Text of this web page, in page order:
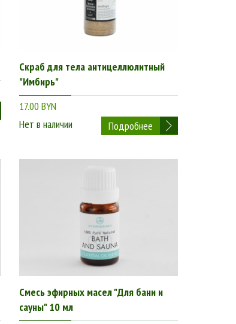
Скраб для тела антицеллюлитный
"Имбирь"
17.00 BYN
Нет в наличии
Подробнее
Смесь эфирных масел "Для бани и
сауны" 10 мл